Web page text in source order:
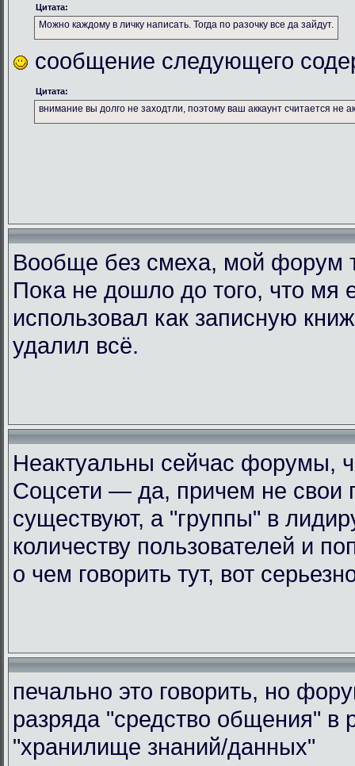
Цитата:
Можно каждому в личку написать. Тогда по разочку все да зайдут.
сообщение следующего
Цитата:
внимание вы долго не заходтли, поэтому ваш аккаунт считается не
Вообще без смеха, мой форум
Пока не дошло до того, что мя
использовал как записную
удалил всё.
Неактуальны сейчас форумы,
Соцсети — да, причем не свои
существуют, а "группы" в
количеству пользователей и
о чем говорить тут, вот
печально это говорить, но
разряда "средство общения" в
"хранилище знаний/данных"